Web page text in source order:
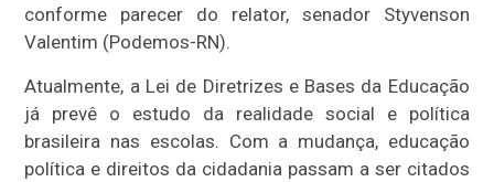
conforme parecer do relator, senador Styvenson
Valentim (Podemos-RN).
Atualmente, a Lei de Diretrizes e Bases da Educação
já prevê o estudo da realidade social e política
brasileira nas escolas. Com a mudança, educação
política e direitos da cidadania passam a ser citados